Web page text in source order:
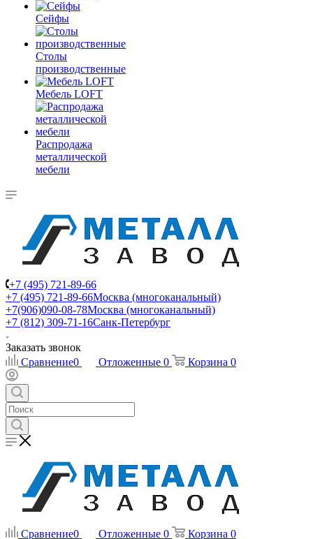
Сейфы
Столы
производственные
Мебель LOFT
Распродажа
металлической
мебели
+7 (495) 721-89-66
+7 (495) 721-89-66Москва (многоканальный)
+7(906)090-08-78Москва (многоканальный)
+7 (812) 309-71-16Санк-Петербург
Заказать звонок
Сравнение0 Отложенные 0 Корзина 0
Сравнение0 Отложенные 0 Корзина 0